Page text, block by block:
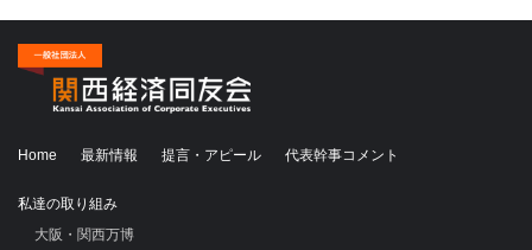
Home 最新情報 提言・アピール 代表幹事コメント
私達の取り組み
大阪・関西万博